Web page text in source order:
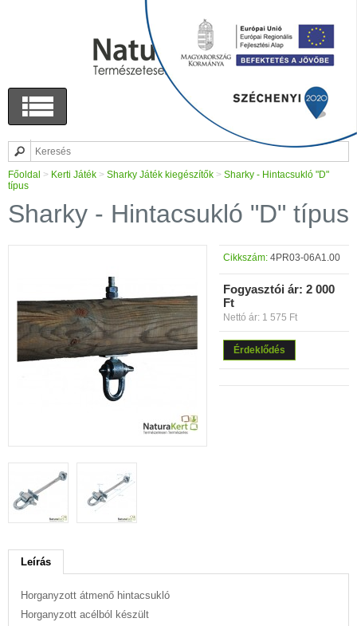
Főoldal > Kerti Játék > Sharky Játék kiegészítők > Sharky - Hintacsukló "D"
típus
Sharky - Hintacsukló "D" típus
Cikkszám: 4PR03-06A1.00
Fogyasztói ár: 2 000
Ft
Nettó ár: 1 575 Ft
Érdeklődés
Leírás
Horganyzott átmenő hintacsukló
Horganyzott acélból készült